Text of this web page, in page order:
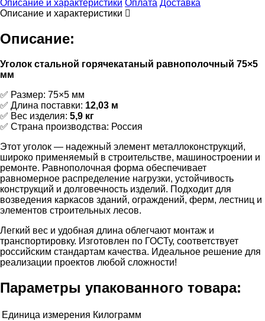
Описание и характеристики Оплата Доставка
Описание и характеристики
Описание:
Уголок стальной горячекатаный равнополочный 75×5
мм
✅ Размер: 75×5 мм
✅ Длина поставки: 12,03 м
✅ Вес изделия: 5,9 кг
✅ Страна производства: Россия
Этот уголок — надежный элемент металлоконструкций,
широко применяемый в строительстве, машиностроении и
ремонте. Равнополочная форма обеспечивает
равномерное распределение нагрузки, устойчивость
конструкций и долговечность изделий. Подходит для
возведения каркасов зданий, ограждений, ферм, лестниц и
элементов строительных лесов.
Легкий вес и удобная длина облегчают монтаж и
транспортировку. Изготовлен по ГОСТу, соответствует
российским стандартам качества. Идеальное решение для
реализации проектов любой сложности!
Параметры упакованного товара:
Единица измерения Килограмм